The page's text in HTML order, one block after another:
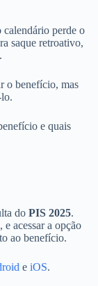
calendário perde o
saque retroativo,
o benefício, mas
e quais
do PIS 2025.
acessar a opção
ao benefício.
e iOS.